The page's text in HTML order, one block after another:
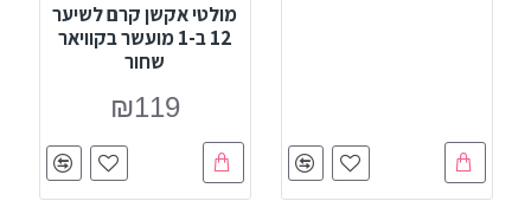
מולטי אקשן קרם לשיער
12 ב-1 מועשר בקוויאר
שחור
₪119